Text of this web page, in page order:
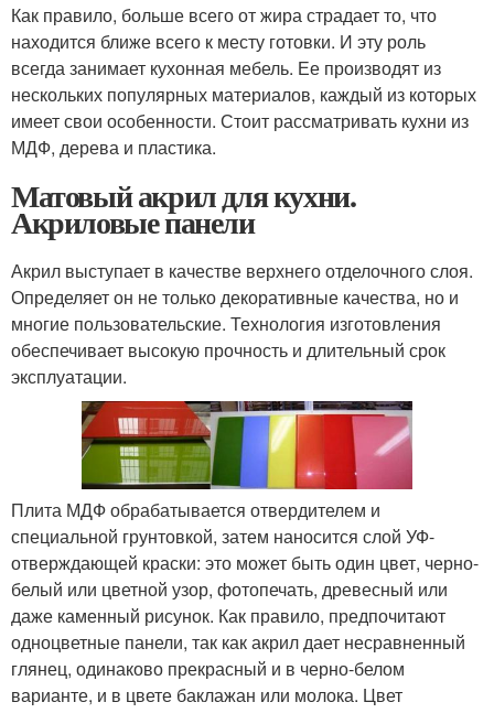
Как правило, больше всего от жира страдает то, что
находится ближе всего к месту готовки. И эту роль
всегда занимает кухонная мебель. Ее производят из
нескольких популярных материалов, каждый из которых
имеет свои особенности. Стоит рассматривать кухни из
МДФ, дерева и пластика.
Матовый акрил для кухни.
Акриловые панели
Акрил выступает в качестве верхнего отделочного слоя.
Определяет он не только декоративные качества, но и
многие пользовательские. Технология изготовления
обеспечивает высокую прочность и длительный срок
эксплуатации.
Плита МДФ обрабатывается отвердителем и
специальной грунтовкой, затем наносится слой УФ-
отверждающей краски: это может быть один цвет, черно-
белый или цветной узор, фотопечать, древесный или
даже каменный рисунок. Как правило, предпочитают
одноцветные панели, так как акрил дает несравненный
глянец, одинаково прекрасный и в черно-белом
варианте, и в цвете баклажан или молока. Цвет